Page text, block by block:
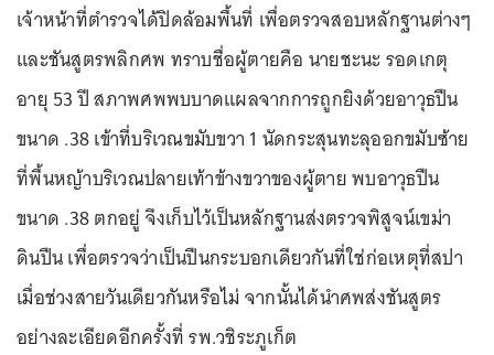
เจ้าหน้าที่ตำรวจได้ปิดล้อมพื้นที่ เพื่อตรวจสอบหลักฐานต่างๆ
และชันสูตรพลิกศพ ทราบชื่อผู้ตายคือ นายชะนะ รอดเกตุ
อายุ 53 ปี สภาพศพพบบาดแผลจากการถูกยิงด้วยอาวุธปืน
ขนาด .38 เข้าที่บริเวณขมับขวา 1 นัดกระสุนทะลุออกขมับซ้าย
ที่พื้นหญ้าบริเวณปลายเท้าข้างขวาของผู้ตาย พบอาวุธปืน
ขนาด .38 ตกอยู่ จึงเก็บไว้เป็นหลักฐานส่งตรวจพิสูจน์เขม่า
ดินปืน เพื่อตรวจว่าเป็นปืนกระบอกเดียวกันที่ใช่ก่อเหตุที่สปา
เมื่อช่วงสายวันเดียวกันหรือไม่ จากนั้นได้นำศพส่งชันสูตร
อย่างละเอียดอีกครั้งที่ รพ.วชิระภูเก็ต